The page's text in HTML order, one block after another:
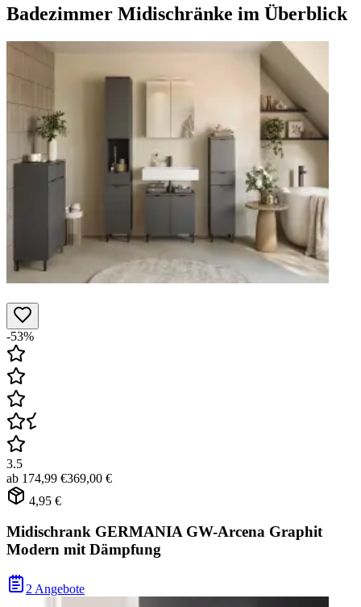
Badezimmer Midischränke im Überblick
-53%
3.5
ab 174,99 €369,00 €
4,95 €
Midischrank GERMANIA GW-Arcena Graphit
Modern mit Dämpfung
2 Angebote